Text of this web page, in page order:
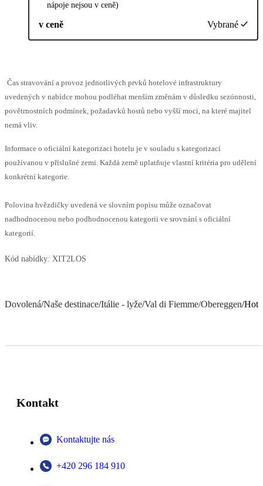
nápoje nejsou v ceně)
v ceně Vybrané
Čas stravování a provoz jednotlivých prvků hotelové infrastruktury
uvedených v nabídce mohou podléhat menším změnám v důsledku sezónnosti,
povětrnostních podmínek, požadavků hostů nebo vyšší moci, na které majitel
nemá vliv.
Informace o oficiální kategorizaci hotelu je v souladu s kategorizací
používanou v příslušné zemi. Každá země uplatňuje vlastní kritéria pro udělení
konkrétní kategorie.
Polovina hvězdičky uvedená ve slovním popisu může označovat
nadhodnocenou nebo podhodnocenou kategorii ve srovnání s oficiální
kategorií.
Kód nabídky: XIT2LOS
Dovolená/Naše destinace/Itálie - lyže/Val di Fiemme/Obereggen/
Kontakt
Kontaktujte nás
+420 296 184 910